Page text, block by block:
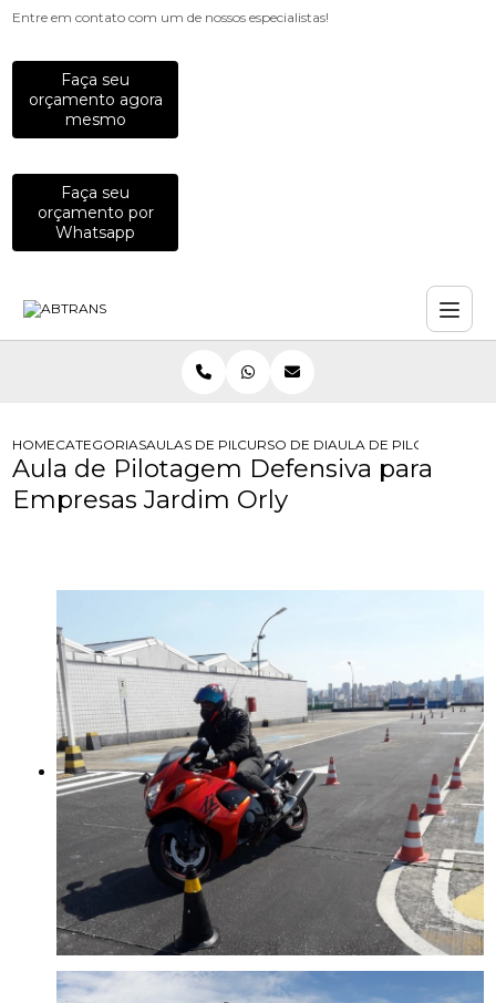
Entre em contato com um de nossos especialistas!
Faça seu
orçamento agora
mesmo
Faça seu
orçamento por
Whatsapp
HOMECATEGORIASAULAS DE PILOTAGEM PARA EMPRESAS
CURSO DE DIRECAO DE MOTO PARA
AULA DE PILOTAGEM
Aula de Pilotagem Defensiva para
Empresas Jardim Orly